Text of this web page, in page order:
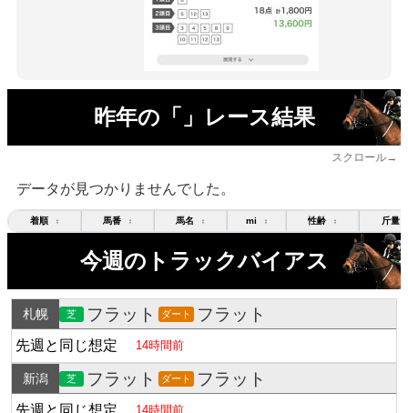
昨年の「」レース結果
スクロール→
データが見つかりませんでした。
着順 ↕ 馬番 ↕ 馬名 ↕ mi ↕ 性齢 ↕ 斤量
今週のトラックバイアス
札幌 芝 フラット ダート フラット
先週と同じ想定 14時間前
新潟 芝 フラット ダート フラット
14時間前